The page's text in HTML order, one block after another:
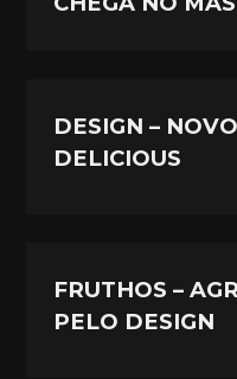
DESIGN –
DELICIOUS
FRUTHOS –
PELO DESIGN